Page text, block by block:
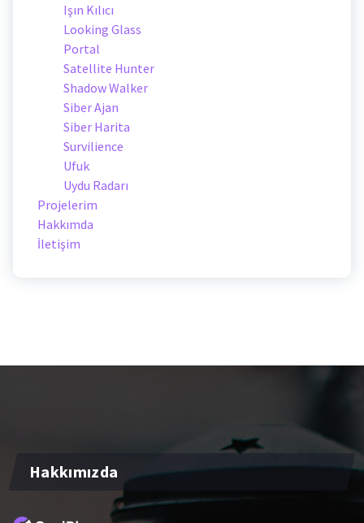
Işın Kılıcı
Looking Glass
Portal
Satellite Hunter
Shadow Walker
Siber Ajan
Siber Harita
Survilience
Ufuk
Uydu Radarı
Projelerim
Hakkımda
İletişim
Hakkımızda